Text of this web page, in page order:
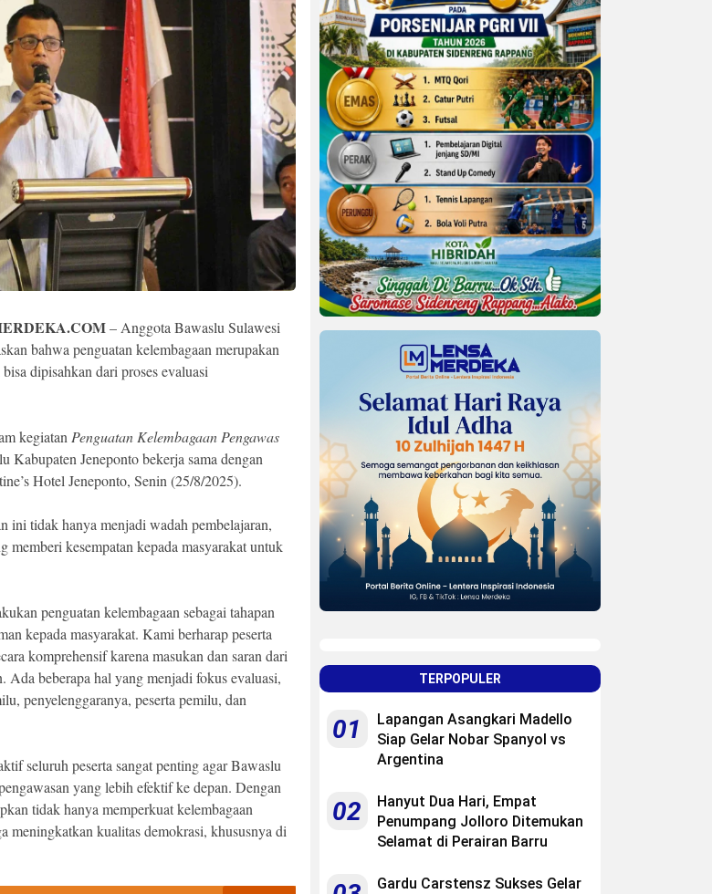
– Anggota Bawaslu Sulawesi
bahwa penguatan kelembagaan merupakan
dipisahkan dari proses evaluasi
kegiatan Penguatan Kelembagaan Pengawas
Kabupaten Jeneponto bekerja sama dengan
Hotel Jeneponto, Senin (25/8/2025).
ini tidak hanya menjadi wadah pembelajaran,
memberi kesempatan kepada masyarakat untuk
penguatan kelembagaan sebagai tahapan
kepada masyarakat. Kami berharap peserta
komprehensif karena masukan dan saran dari
Ada beberapa hal yang menjadi fokus evaluasi,
penyelenggaranya, peserta pemilu, dan
seluruh peserta sangat penting agar Bawaslu
yang lebih efektif ke depan. Dengan
tidak hanya memperkuat kelembagaan
meningkatkan kualitas demokrasi, khususnya di
TERPOPULER
01
Lapangan Asangkari Madello
Siap Gelar Nobar Spanyol vs
Argentina
02
Hanyut Dua Hari, Empat
Penumpang Jolloro Ditemukan
Selamat di Perairan Barru
Gardu Carstensz Sukses Gelar